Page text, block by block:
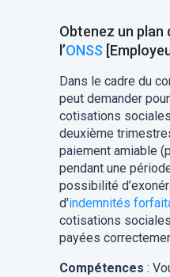
Obtenez un plan
l’ONSS
Dans le cadre du
peut demander
cotisations
deuxième
paiement amiable
pendant une
possibilité
d'indemnités
cotisations
payées
Compétences :